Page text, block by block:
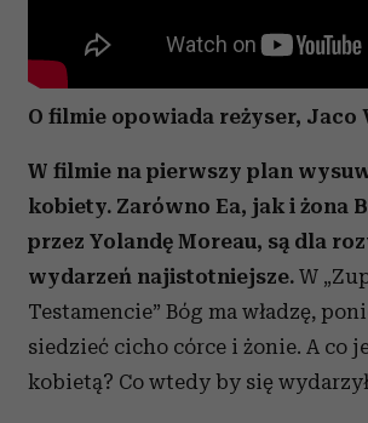
O filmie opowiada reżyser, Jaco
W filmie na pierwszy plan
kobiety. Zarówno Ea, jak i żona
przez Yolandę Moreau, są dla
wydarzeń najistotniejsze. W
Testamencie” Bóg ma władzę,
siedzieć cicho córce i żonie. A co
kobietą? Co wtedy by się